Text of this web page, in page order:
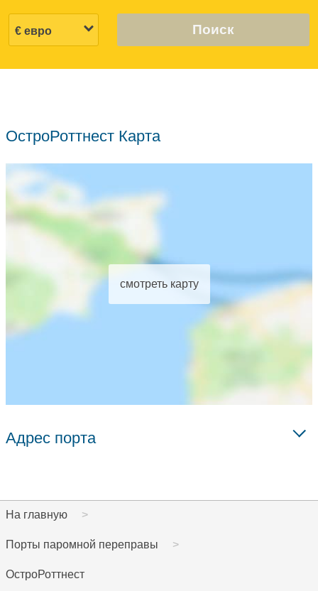
Поиск
ОстроРоттнест Карта
смотреть карту
Адрес порта
На главную
Порты паромной переправы
ОстроРоттнест